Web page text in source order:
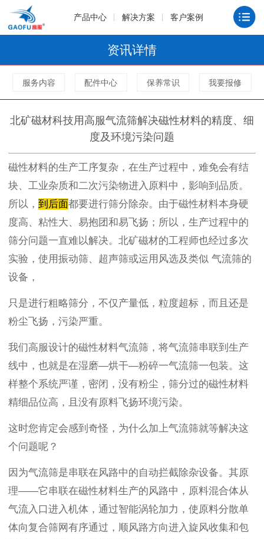
产品中心 解决方案 客户案例
资讯详情
服务内容 配件中心 保养常识 我要报修
北矿磁材科技用高服气流筛解决磁性材料的精度、细
度及环境污染问题
磁性材料的生产工序复杂，在生产过程中，难免会有结
块、工业杂质和二次污染物进入原料中，影响到品质。
所以， 到后面都要进行筛分除杂。由于磁性材料本身硬
度高、粘性大、易抱团和易飞扬；所以，生产过程中的
筛分问题一直难以解决。北矿磁材的工程师也经过多次
实验，使用振动筛 、超声筛或运用风选及类似 气流筛的
设备，
只是进行粗略筛分，不仅产量低，粒度超标，而且还是
粉尘飞扬，污染严重。
我们高服设计的磁性材料气流筛 ，将气流筛串联到生产
线中，也就是在湿磨—烘干—粉碎一气流筛一包装。这
样整个系统严谨，密闭，没有粉尘，筛分过的磁性材料
精细品位高，且没有原料飞扬环境污染。
这时您肯定会感到奇怪，为什么加上气流筛就等解决这
个问题呢？
因为气流筛是串联在风路中的自动拦截除杂设备。其原
理——它串联在磁性材料生产的风路中，原料混合体从
气流入口进入机体，通过智能涡轮加力，使原料分散单
体向复合筛网有序通过，顺风路方向进入旋风收集和包